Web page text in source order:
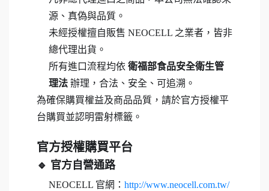
源、真偽與品質。
未經授權擅自販售 NEOCELL 之業者，皆非
總代理出貨。
所有進口流程均依 衛福部食品安全衛生管
理法 辦理，合法、安全、可追溯。
為確保購買權益及商品品質，請於官方授權平
台購買並認明雷射標籤。
官方授權購買平台
🔹 官方自營通路
NEOCELL 官網： http://www.neocell.com.tw/